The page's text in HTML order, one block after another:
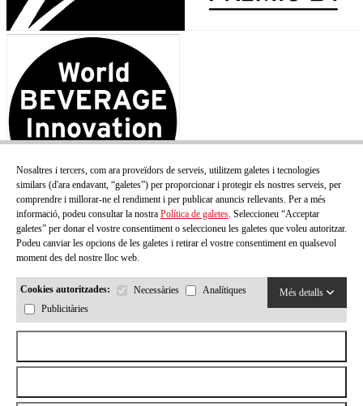
Nosaltres i tercers, com ara proveïdors de serveis, utilitzem galetes i tecnologies
similars (d'ara endavant, “galetes”) per proporcionar i protegir els nostres serveis, per
comprendre i millorar-ne el rendiment i per publicar anuncis rellevants. Per a més
informació, podeu consultar la nostra Política de galetes. Seleccioneu “Acceptar
galetes” per donar el vostre consentiment o seleccioneu les galetes que voleu autoritzar.
Podeu canviar les opcions de les galetes i retirar el vostre consentiment en qualsevol
moment des del nostre lloc web.
Cookies autoritzades: Necessàries
Analítiques
Publicitàries
Més detalls